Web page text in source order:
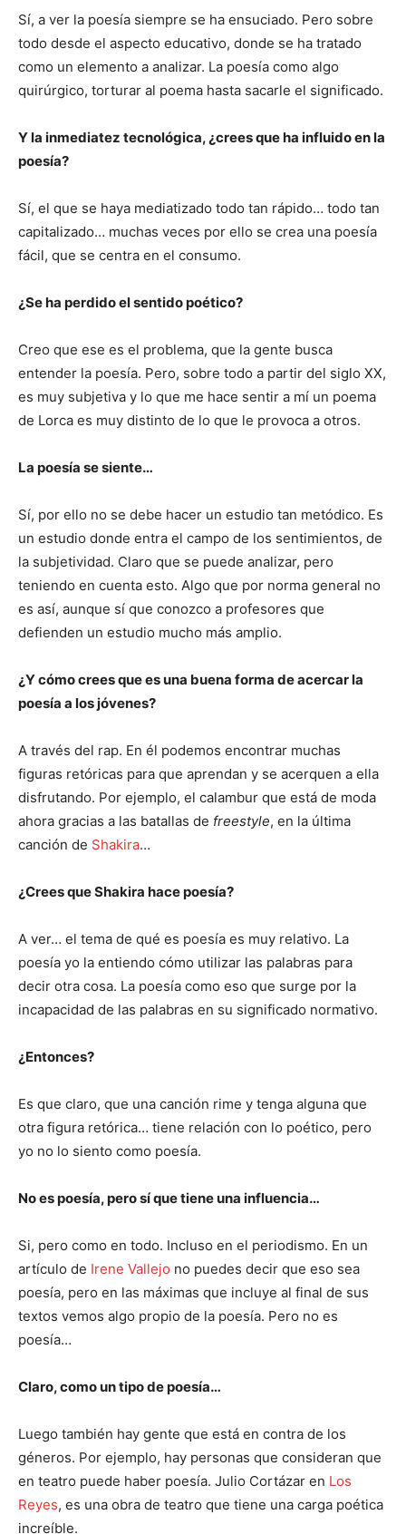
Sí, a ver la poesía siempre se ha ensuciado. Pero sobre
todo desde el aspecto educativo, donde se ha tratado
como un elemento a analizar. La poesía como algo
quirúrgico, torturar al poema hasta sacarle el significado.
Y la inmediatez tecnológica, ¿crees que ha influido en la
poesía?
Sí, el que se haya mediatizado todo tan rápido… todo tan
capitalizado… muchas veces por ello se crea una poesía
fácil, que se centra en el consumo.
¿Se ha perdido el sentido poético?
Creo que ese es el problema, que la gente busca
entender la poesía. Pero, sobre todo a partir del siglo XX,
es muy subjetiva y lo que me hace sentir a mí un poema
de Lorca es muy distinto de lo que le provoca a otros.
La poesía se siente…
Sí, por ello no se debe hacer un estudio tan metódico. Es
un estudio donde entra el campo de los sentimientos, de
la subjetividad. Claro que se puede analizar, pero
teniendo en cuenta esto. Algo que por norma general no
es así, aunque sí que conozco a profesores que
defienden un estudio mucho más amplio.
¿Y cómo crees que es una buena forma de acercar la
poesía a los jóvenes?
A través del rap. En él podemos encontrar muchas
figuras retóricas para que aprendan y se acerquen a ella
disfrutando. Por ejemplo, el calambur que está de moda
ahora gracias a las batallas de freestyle, en la última
canción de Shakira…
¿Crees que Shakira hace poesía?
A ver… el tema de qué es poesía es muy relativo. La
poesía yo la entiendo cómo utilizar las palabras para
decir otra cosa. La poesía como eso que surge por la
incapacidad de las palabras en su significado normativo.
¿Entonces?
Es que claro, que una canción rime y tenga alguna que
otra figura retórica… tiene relación con lo poético, pero
yo no lo siento como poesía.
No es poesía, pero sí que tiene una influencia…
Si, pero como en todo. Incluso en el periodismo. En un
artículo de Irene Vallejo no puedes decir que eso sea
poesía, pero en las máximas que incluye al final de sus
textos vemos algo propio de la poesía. Pero no es
poesía…
Claro, como un tipo de poesía…
Luego también hay gente que está en contra de los
géneros. Por ejemplo, hay personas que consideran que
en teatro puede haber poesía. Julio Cortázar en Los
Reyes, es una obra de teatro que tiene una carga poética
increíble.